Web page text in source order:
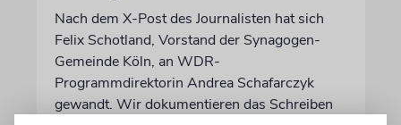
Nach dem X-Post des Journalisten hat sich
Felix Schotland, Vorstand der Synagogen-
Gemeinde Köln, an WDR-
Programmdirektorin Andrea Schafarczyk
gewandt. Wir dokumentieren das Schreiben